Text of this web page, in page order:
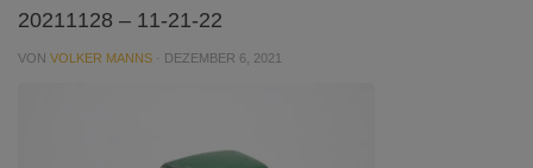
20211128 – 11-21-22
VON VOLKER MANNS · DEZEMBER 6, 2021